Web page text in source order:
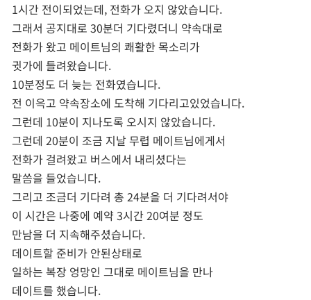
1시간 전이되었는데, 전화가 오지 않았습니다.
그래서 공지대로 30분더 기다렸더니 약속대로
전화가 왔고 메이트님의 쾌활한 목소리가
귓가에 들려왔습니다.
10분정도 더 늦는 전화였습니다.
전 이윽고 약속장소에 도착해 기다리고있었습니다.
그런데 10분이 지나도록 오시지 않았습니다.
그런데 20분이 조금 지날 무렵 메이트님에게서
전화가 걸려왔고 버스에서 내리셨다는
말씀을 들었습니다.
그리고 조금더 기다려 총 24분을 더 기다려서야
이 시간은 나중에 예약 3시간 20여분 정도
만남을 더 지속해주셨습니다.
데이트할 준비가 안된상태로
일하는 복장 엉망인 그대로 메이트님을 만나
데이트를 했습니다.